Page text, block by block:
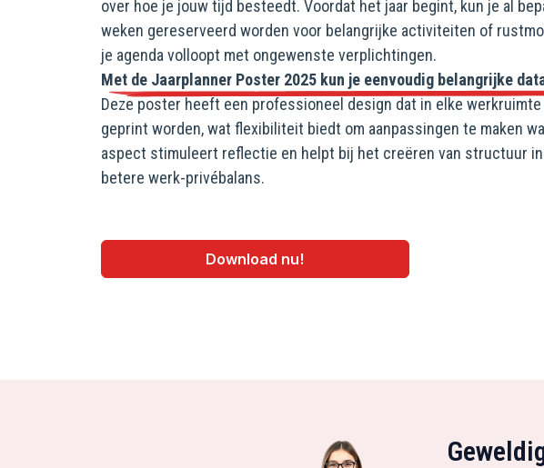
over hoe je jouw tijd besteedt. Voordat het jaar begint, kun je al
weken gereserveerd worden voor belangrijke activiteiten of
je agenda volloopt met ongewenste verplichtingen.
Met de Jaarplanner Poster 2025 kun je eenvoudig belangrijke
Deze poster heeft een professioneel design dat in elke
geprint worden, wat flexibiliteit biedt om aanpassingen te maken
aspect stimuleert reflectie en helpt bij het creëren van structuur
betere werk-privébalans.
Download nu!